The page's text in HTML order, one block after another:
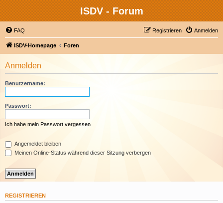
ISDV - Forum
FAQ Anmelden
Registrieren
ISDV-Homepage Foren
Anmelden
Benutzername:
Passwort:
Ich habe mein Passwort vergessen
Angemeldet bleiben
Meinen Online-Status während dieser Sitzung verbergen
REGISTRIEREN